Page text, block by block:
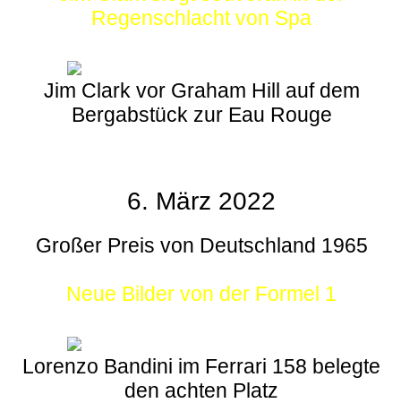
Regenschlacht von Spa
Jim Clark vor Graham Hill auf dem
Bergabstück zur Eau Rouge
6. März 2022
Großer Preis von Deutschland 1965
Neue Bilder von der Formel 1
Lorenzo Bandini im Ferrari 158 belegte
den achten Platz